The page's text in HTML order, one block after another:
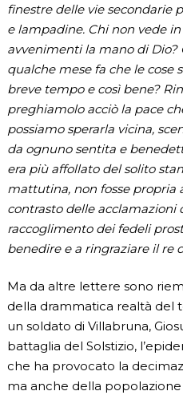
finestre delle vie secondarie
e lampadine. Chi non vede
avvenimenti la mano di Dio?
qualche mese fa che le cose
breve tempo e così bene?
preghiamolo acciò la pace
possiamo sperarla vicina,
da ognuno sentita e
era più affollato del solito
mattutina, non fosse propria
contrasto delle acclamazioni
raccoglimento dei fedeli
benedire e a ringraziare il re
Ma da altre lettere sono
della drammatica realtà del
un soldato di Villabruna,
battaglia del Solstizio,
che ha provocato la
ma anche della